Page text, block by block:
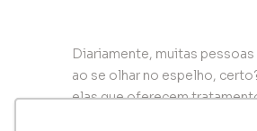
Diariamente, muitas
ao se olhar no espelho,
elas que oferecem
Por terem contato direto